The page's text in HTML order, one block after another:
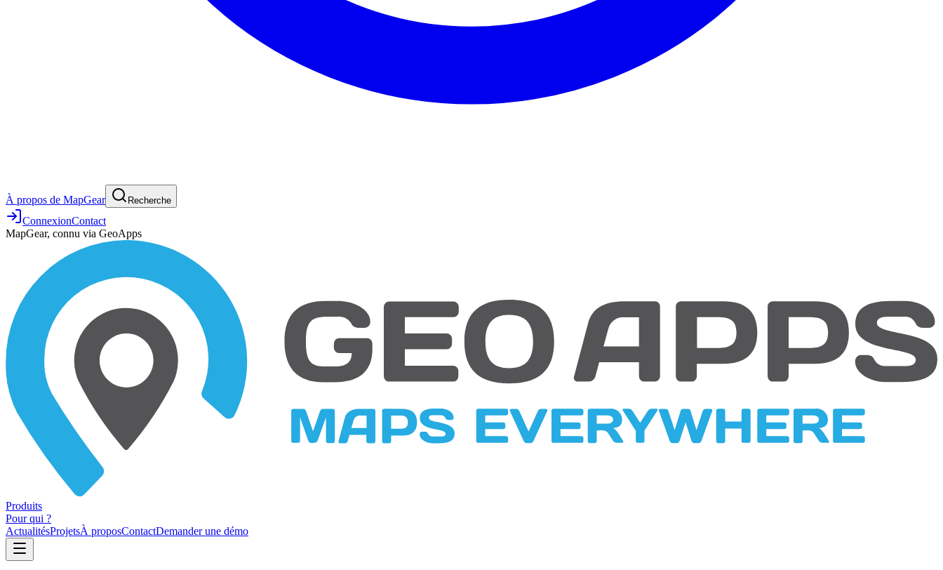
À propos de MapGear Recherche
ConnexionContact
MapGear, connu via GeoApps
Produits
Pour qui ?
ActualitésProjetsÀ proposContactDemander une démo